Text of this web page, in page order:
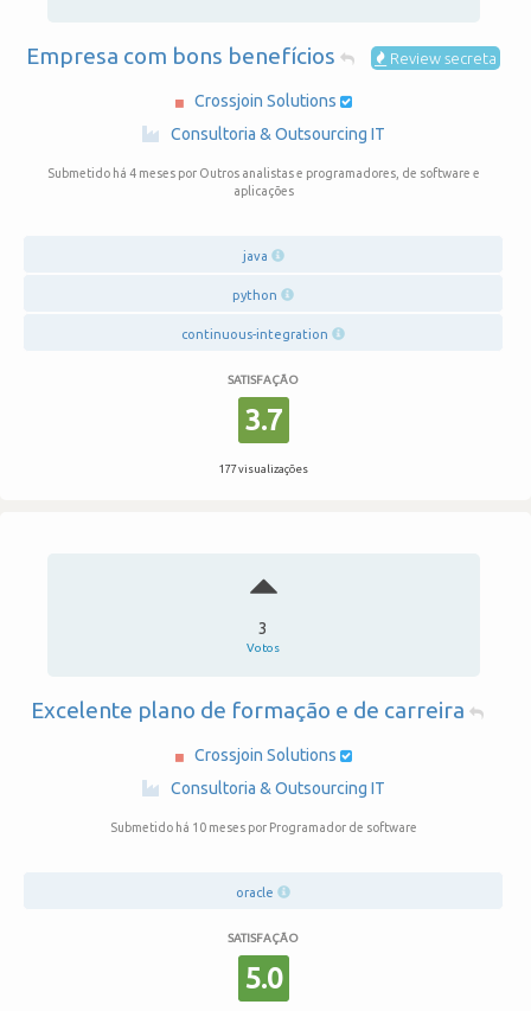
Empresa com bons benefícios Review secreta
Crossjoin Solutions
·
Consultoria & Outsourcing IT
Submetido há 4 meses por Outros analistas e programadores, de software e
aplicações
java
python
continuous-integration
SATISFAÇÃO
3.7
177 visualizações
3
Votos
Excelente plano de formação e de carreira
Crossjoin Solutions
·
Consultoria & Outsourcing IT
Submetido há 10 meses por Programador de software
oracle
SATISFAÇÃO
5.0